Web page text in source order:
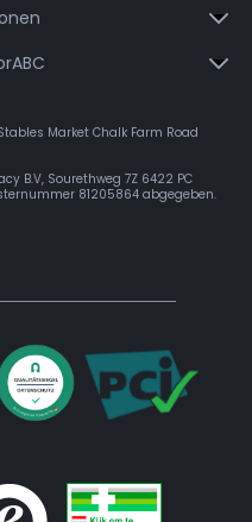
Market Chalk Farm Road
B.V, Sourethweg 7Z 6422 PC
81205864 abgegeben.